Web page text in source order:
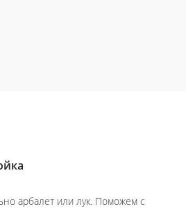
арбалет или лук. Поможем с